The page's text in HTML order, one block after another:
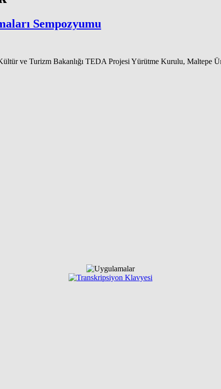
Sempozyumu
ve Turizm Bakanlığı TEDA Projesi Yürütme Kurulu, Maltepe